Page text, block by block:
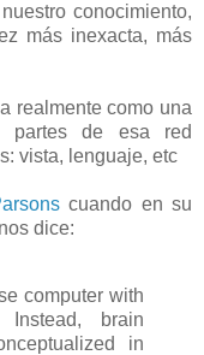
conocimiento,
más inexacta, más
realmente como una
partes de esa red
vista, lenguaje, etc
cuando en su
dice:
computer with
brain
in